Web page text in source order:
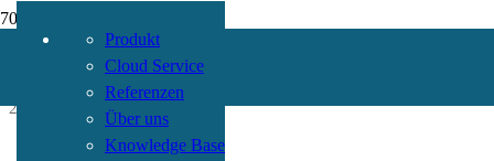
Produkt
Cloud Service
Referenzen
Über uns
Knowledge Base
Training mit den Derron Sisters
24. Mai 2022